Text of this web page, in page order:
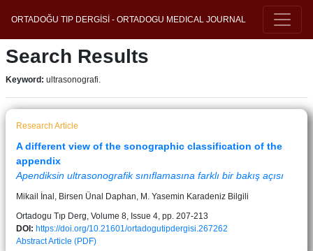
ORTADOĞU TIP DERGİSİ - ORTADOGU MEDICAL JOURNAL
Search Results
Keyword: ultrasonografi.
Research Article
A different view of the sonographic classification of the
appendix
Apendiksin ultrasonografik sınıflamasına farklı bir bakış açısı
Mikail İnal, Birsen Ünal Daphan, M. Yasemin Karadeniz Bilgili
Ortadogu Tıp Derg, Volume 8, Issue 4, pp. 207-213
DOI: https://doi.org/10.21601/ortadogutipdergisi.267262
AbstractArticle (PDF)